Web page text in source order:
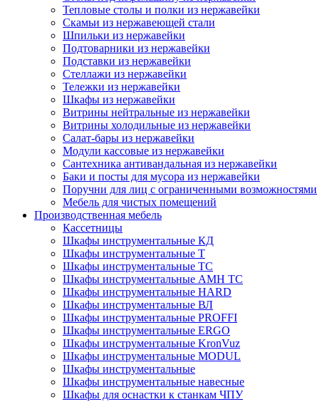
Тепловые столы и полки из нержавейки
Скамьи из нержавеющей стали
Шпильки из нержавейки
Подтоварники из нержавейки
Подставки из нержавейки
Стеллажи из нержавейки
Тележки из нержавейки
Шкафы из нержавейки
Витрины нейтральные из нержавейки
Витрины холодильные из нержавейки
Салат-бары из нержавейки
Модули кассовые из нержавейки
Сантехника антивандальная из нержавейки
Баки и посты для мусора из нержавейки
Поручни для лиц с ограниченными возможностями
Мебель для чистых помещений
Производственная мебель
Кассетницы
Шкафы инструментальные КД
Шкафы инструментальные Т
Шкафы инструментальные ТС
Шкафы инструментальные AMH TC
Шкафы инструментальные HARD
Шкафы инструментальные ВЛ
Шкафы инструментальные PROFFI
Шкафы инструментальные ERGO
Шкафы инструментальные KronVuz
Шкафы инструментальные MODUL
Шкафы инструментальные
Шкафы инструментальные навесные
Шкафы для оснастки к станкам ЧПУ